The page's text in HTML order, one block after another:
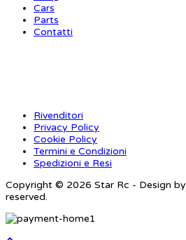
Cars
Parts
Contatti
Rivenditori
Privacy Policy
Cookie Policy
Termini e Condizioni
Spedizioni e Resi
Copyright © 2026 Star Rc - Design by
reserved.